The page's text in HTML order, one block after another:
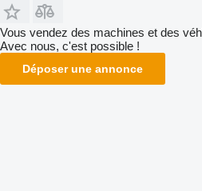
Vous vendez des machines et des
Avec nous, c'est possible !
Déposer une annonce